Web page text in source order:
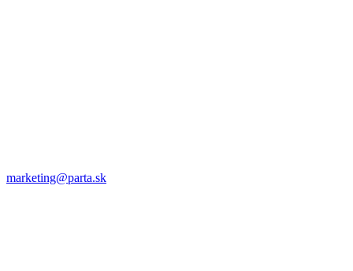
marketing@parta.sk